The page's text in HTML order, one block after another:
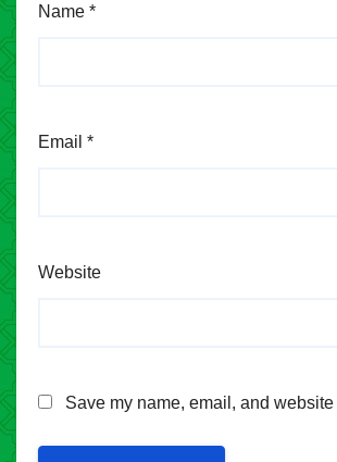
Name *
Email *
Website
Save my name, email, and